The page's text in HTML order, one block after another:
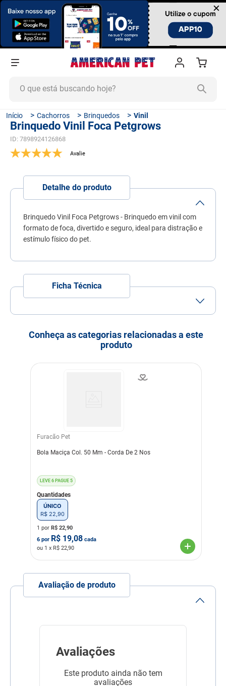
×
Cachorros Brinquedos Vinil
Brinquedo Vinil Foca Petgrows
ID: 7898924126868
Detalhe do produto
Brinquedo Vinil Foca Petgrows - Brinquedo em vinil com
formato de foca, divertido e seguro, ideal para distração e
estímulo físico do pet.
Ficha Técnica
Conheça as categorias relacionadas a este
produto
Furacão Pet
Bola Maciça Col. 50 Mm - Corda De 2 Nos
LEVE 6 PAGUE 5
Quantidades
ÚNICO
R$ 22 90
1 por R$ 22,90
6 por R$ 19,08 cada
ou 1 x R$ 22,90
Avaliação de produto
Avaliações
Este produto ainda não tem
avaliações
TERMOS MAIS BUSCADOS
1º
ração cachorro
areia
5º
ração
6º
fórmula natural
7º
quatree
ração premier